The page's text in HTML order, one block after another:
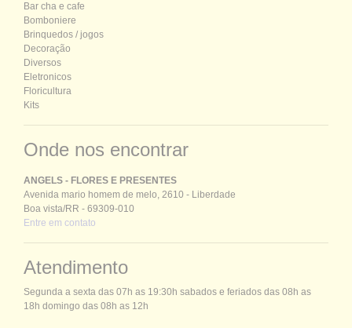
Bar cha e cafe
Bomboniere
Brinquedos / jogos
Decoração
Diversos
Eletronicos
Floricultura
Kits
Onde nos encontrar
ANGELS - FLORES E PRESENTES
Avenida mario homem de melo, 2610 - Liberdade
Boa vista/RR - 69309-010
Entre em contato
Atendimento
Segunda a sexta das 07h as 19:30h sabados e feriados das 08h as
18h domingo das 08h as 12h